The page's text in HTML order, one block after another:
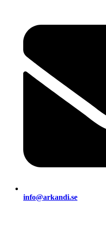
info@arkandi.se